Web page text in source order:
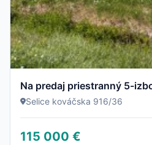
Selice kováčska 916/36
115 000 €